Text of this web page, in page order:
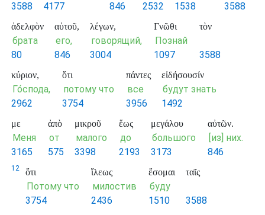
3588
4177
846
2532
1538
3588
ἀδελφὸν
брата
80
αὐτοῦ,
его,
846
λέγων,
говорящий,
3004
Γνῶθι
Познай
1097
τὸν
3588
κύριον,
Го́спода,
2962
ὅτι
потому что
3754
πάντες
все
3956
εἰδήσουσίν
будут знать
1492
με
Меня
3165
ἀπὸ
от
575
μικροῦ
малого
3398
ἕως
до
2193
μεγάλου
большого
3173
αὐτῶν.
[из] них.
846
12 ὅτι
Потому что
3754
ἵλεως
милостив
2436
ἔσομαι
буду
1510
ταῖς
3588